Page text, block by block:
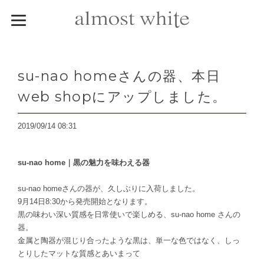
su-nao homeさんの器、本日
web shopにアップしました。
2019/09/14 08:31
su-nao home｜黒の魅力を味わえる器
su-nao homeさんの器が、久しぶりに入荷しました。
9月14日8:30から発売開始となります。
黒の味わい深い質感を日常使いで楽しめる、su-nao home さんの
器。
金属と陶器が混じり合ったような黒は、単一な色ではなく、しっ
とりしたマットな質感とあいまって